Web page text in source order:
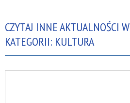
CZYTAJ INNE AKTUALNOŚCI W
KATEGORII: KULTURA